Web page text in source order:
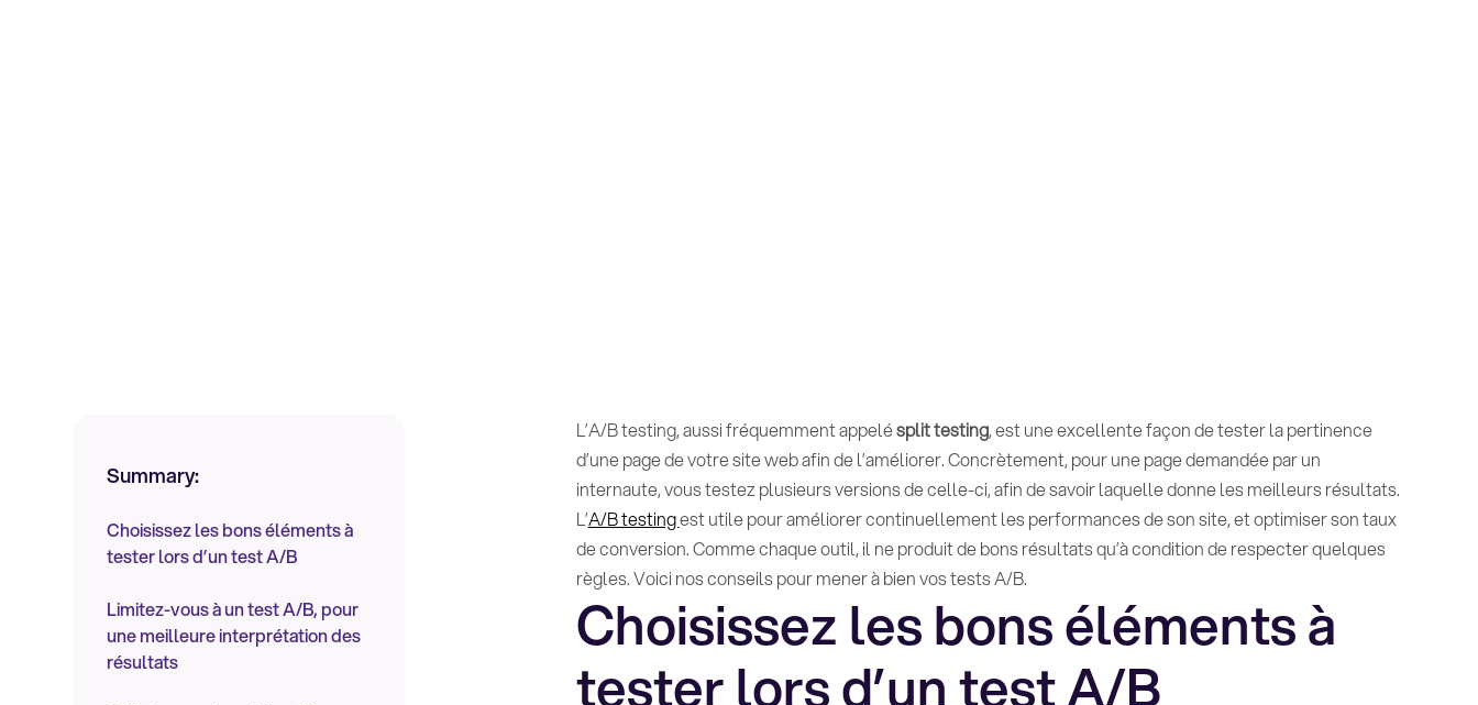
Summary:
Choisissez les bons éléments à
tester lors d’un test A/B
Limitez-vous à un test A/B, pour
une meilleure interprétation des
résultats
L’A/B testing, aussi fréquemment appelésplit testing, est une excellente façon de tester la pertinence
d’une page de votre site web afin de l’améliorer. Concrètement, pour une page demandée par un
internaute, vous testez plusieurs versions de celle-ci, afin de savoir laquelle donne les meilleurs résultats.
L’A/B testingest utile pour améliorer continuellement les performances de son site, et optimiser son taux
de conversion. Comme chaque outil, il ne produit de bons résultats qu’à condition de respecter quelques
règles. Voici nos conseils pour mener à bien vos tests A/B.
Choisissez les bons éléments à
tester lors d’un test A/B